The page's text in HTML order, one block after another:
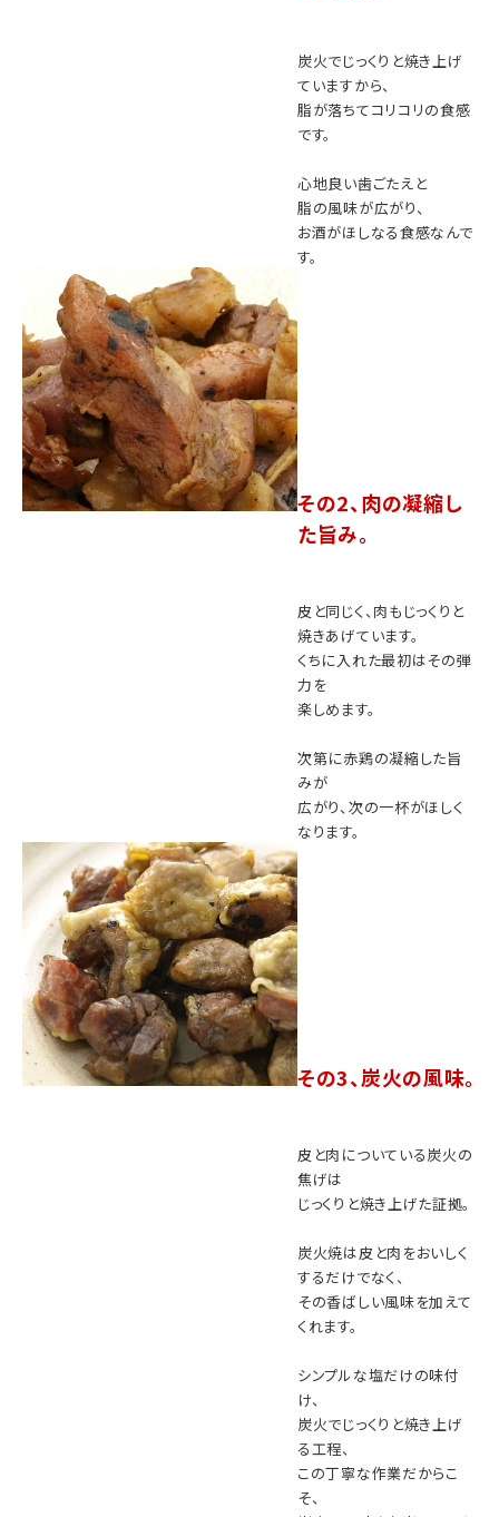
炭火でじっくりと焼き上げ
ていますから、
脂が落ちてコリコリの食感
です。
心地良い歯ごたえと
脂の風味が広がり、
お酒がほしなる食感なんで
す。
その2、肉の凝縮し
た旨み。
皮と同じく、肉もじっくりと
焼きあげています。
くちに入れた最初はその弾
力を
楽しめます。
次第に赤鶏の凝縮した旨
みが
広がり、次の一杯がほしく
なります。
その3、炭火の風味。
皮と肉についている炭火の
焦げは
じっくりと焼き上げた証拠。
炭火焼は皮と肉をおいしく
するだけでなく、
その香ばしい風味を加えて
くれます。
シンプルな塩だけの味付
け、
炭火でじっくりと焼き上げ
る工程、
この丁寧な作業だからこ
そ、